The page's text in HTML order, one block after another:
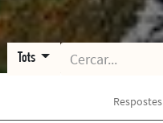
Tots
Respostes